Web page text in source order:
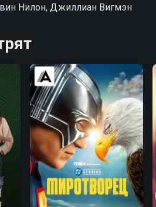
Нилон, Джиллиан Вигмэн